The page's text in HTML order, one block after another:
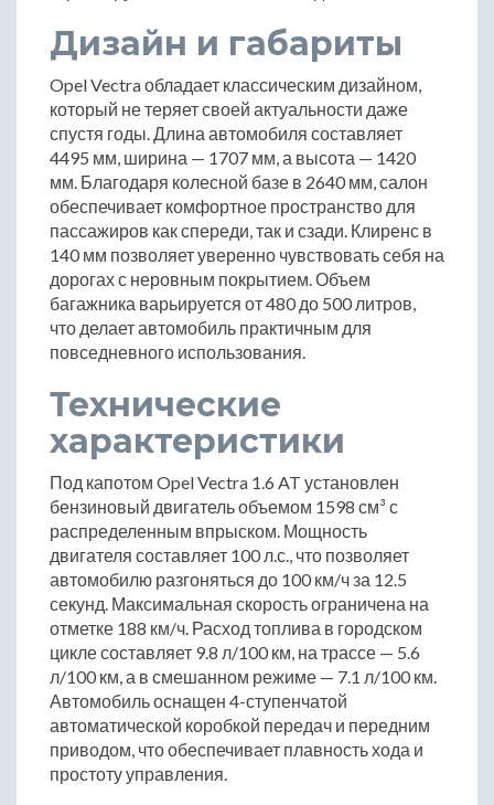
Дизайн и габариты
Opel Vectra обладает классическим дизайном,
который не теряет своей актуальности даже
спустя годы. Длина автомобиля составляет
4495 мм, ширина — 1707 мм, а высота — 1420
мм. Благодаря колесной базе в 2640 мм, салон
обеспечивает комфортное пространство для
пассажиров как спереди, так и сзади. Клиренс в
140 мм позволяет уверенно чувствовать себя на
дорогах с неровным покрытием. Объем
багажника варьируется от 480 до 500 литров,
что делает автомобиль практичным для
повседневного использования.
Технические
характеристики
Под капотом Opel Vectra 1.6 AT установлен
бензиновый двигатель объемом 1598 см³ с
распределенным впрыском. Мощность
двигателя составляет 100 л.с., что позволяет
автомобилю разгоняться до 100 км/ч за 12.5
секунд. Максимальная скорость ограничена на
отметке 188 км/ч. Расход топлива в городском
цикле составляет 9.8 л/100 км, на трассе — 5.6
л/100 км, а в смешанном режиме — 7.1 л/100 км.
Автомобиль оснащен 4-ступенчатой
автоматической коробкой передач и передним
приводом, что обеспечивает плавность хода и
простоту управления.